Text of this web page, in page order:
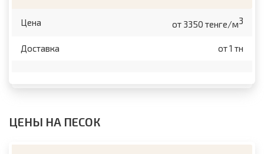
Цена от 3350 тенге/м3
Доставка от 1 тн
ЦЕНЫ НА ПЕСОК